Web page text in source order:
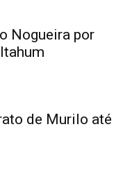
Nogueira por
de Murilo até